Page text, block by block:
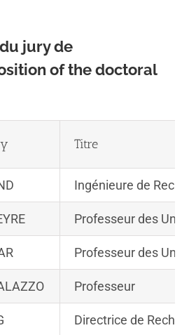
jury de
of the doctoral
Titre
Ingénieure de
Professeur des
Professeur des
Professeur
Directrice de